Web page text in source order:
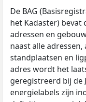
De BAG
het Kadaster) bevat
adressen en
naast alle
standplaatsen en
adres wordt het
geregistreerd bij de
energielabels zijn